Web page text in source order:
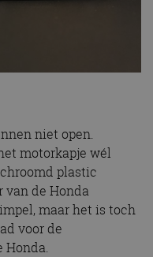
niet open.
motorkapje wél
plastic
van de Honda
maar het is toch
voor de
Honda.